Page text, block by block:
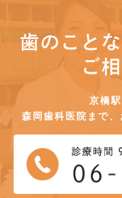
歯のこと
ご
京橋
森岡歯科医院まで、